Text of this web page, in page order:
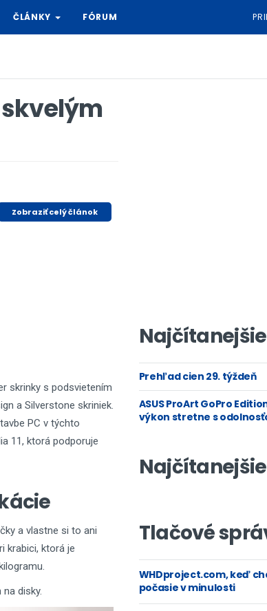
ČLÁNKY FÓRUM
skvelým
Zobraziť celý článok
skrinky s podsvietením
a Silverstone skriniek.
PC v týchto
11, ktorá podporuje
a vlastne si to ani
krabici, ktorá je
disky.
Prehľad cien 29. týždeň
ASUS ProArt GoPro
výkon stretne s
Tlačové
WHDproject.com, keď
počasie v minulosti